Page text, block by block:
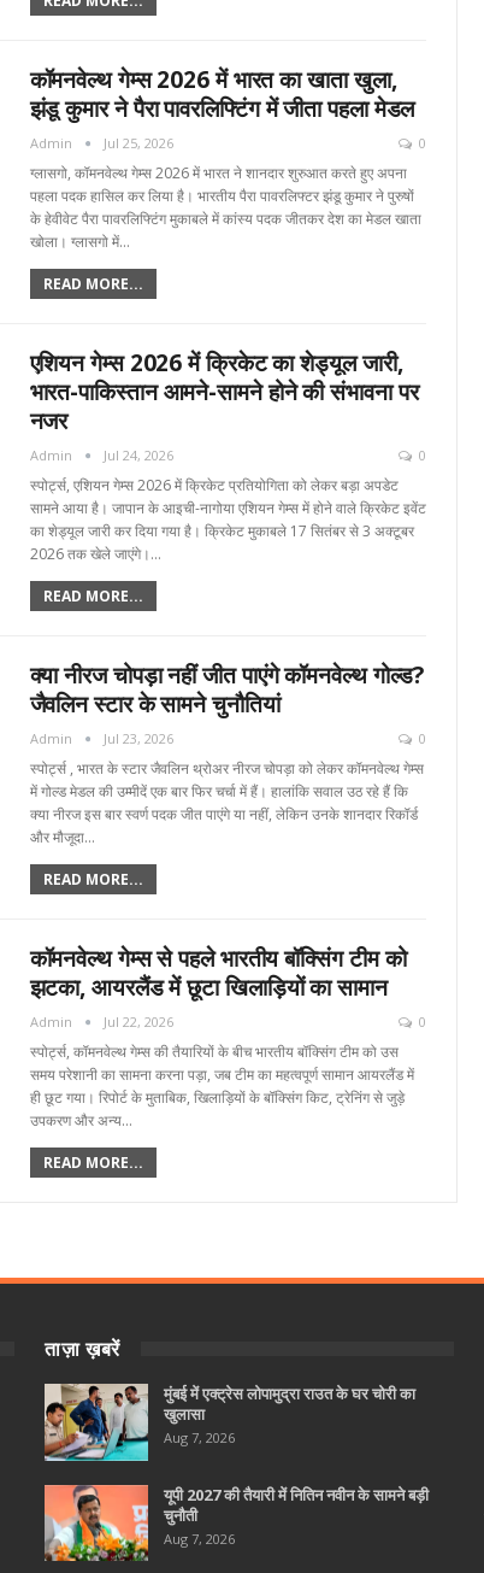
कॉमनवेल्थ गेम्स 2026 में भारत का खाता खुला,
झंडू कुमार ने पैरा पावरलिफ्टिंग में जीता पहला मेडल
Admin Jul 25, 2026 0
ग्लासगो, कॉमनवेल्थ गेम्स 2026 में भारत ने शानदार शुरुआत करते हुए अपना
पहला पदक हासिल कर लिया है। भारतीय पैरा पावरलिफ्टर झंडू कुमार ने पुरुषों
के हेवीवेट पैरा पावरलिफ्टिंग मुकाबले में कांस्य पदक जीतकर देश का मेडल खाता
खोला। ग्लासगो में…
READ MORE...
एशियन गेम्स 2026 में क्रिकेट का शेड्यूल जारी,
भारत-पाकिस्तान आमने-सामने होने की संभावना पर
नजर
Admin Jul 24, 2026 0
स्पोर्ट्स, एशियन गेम्स 2026 में क्रिकेट प्रतियोगिता को लेकर बड़ा अपडेट
सामने आया है। जापान के आइची-नागोया एशियन गेम्स में होने वाले क्रिकेट इवेंट
का शेड्यूल जारी कर दिया गया है। क्रिकेट मुकाबले 17 सितंबर से 3 अक्टूबर
2026 तक खेले जाएंगे।…
READ MORE...
क्या नीरज चोपड़ा नहीं जीत पाएंगे कॉमनवेल्थ गोल्ड?
जैवलिन स्टार के सामने चुनौतियां
Admin Jul 23, 2026 0
स्पोर्ट्स , भारत के स्टार जैवलिन थ्रोअर नीरज चोपड़ा को लेकर कॉमनवेल्थ गेम्स
में गोल्ड मेडल की उम्मीदें एक बार फिर चर्चा में हैं। हालांकि सवाल उठ रहे हैं कि
क्या नीरज इस बार स्वर्ण पदक जीत पाएंगे या नहीं, लेकिन उनके शानदार रिकॉर्ड
और मौजूदा…
READ MORE...
कॉमनवेल्थ गेम्स से पहले भारतीय बॉक्सिंग टीम को
झटका, आयरलैंड में छूटा खिलाड़ियों का सामान
Admin Jul 22, 2026 0
स्पोर्ट्स, कॉमनवेल्थ गेम्स की तैयारियों के बीच भारतीय बॉक्सिंग टीम को उस
समय परेशानी का सामना करना पड़ा, जब टीम का महत्वपूर्ण सामान आयरलैंड में
ही छूट गया। रिपोर्ट के मुताबिक, खिलाड़ियों के बॉक्सिंग किट, ट्रेनिंग से जुड़े
उपकरण और अन्य…
READ MORE...
ताज़ा ख़बरें
मुंबई में एक्ट्रेस लोपामुद्रा राउत के घर चोरी का
खुलासा
Aug 7, 2026
यूपी 2027 की तैयारी में नितिन नवीन के सामने बड़ी
चुनौती
Aug 7, 2026